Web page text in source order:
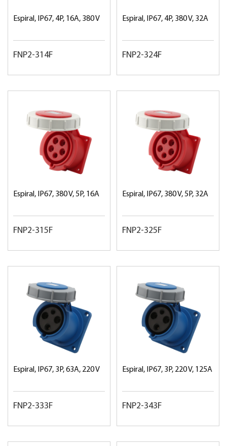
Espiral, IP67, 4P, 16A, 380 V
FNP2-314F
Espiral, IP67, 4P, 380 V, 32A
FNP2-324F
Espiral, IP67, 380 V, 5P, 16A
FNP2-315F
Espiral, IP67, 380 V, 5P, 32A
FNP2-325F
Espiral, IP67, 3P, 63A, 220 V
FNP2-333F
Espiral, IP67, 3P, 220 V, 125A
FNP2-343F